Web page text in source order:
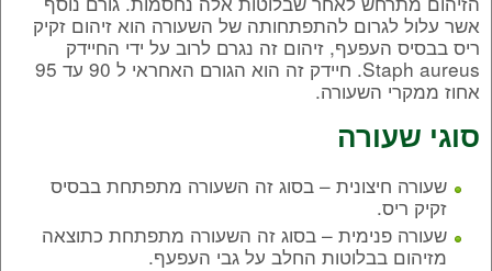
אשר עלול לגרום להתפתחותה של השעורה הוא זיהום זקיק
ריס בבסיס העפעף, זיהום זה נגרם לרוב על ידי החיידק
Staph aureus. חיידק זה הוא הגורם האחראי ל 90 עד 95
אחוז ממקרי השעורה.
סוגי שעורה
שעורה חיצונית – בסוג זה השעורה מתפתחת בבסיס
זקיק ריס.
שעורה פנימית – בסוג זה השעורה מתפתחת כתוצאה
מזיהום בבלוטות החלב על גבי העפעף.